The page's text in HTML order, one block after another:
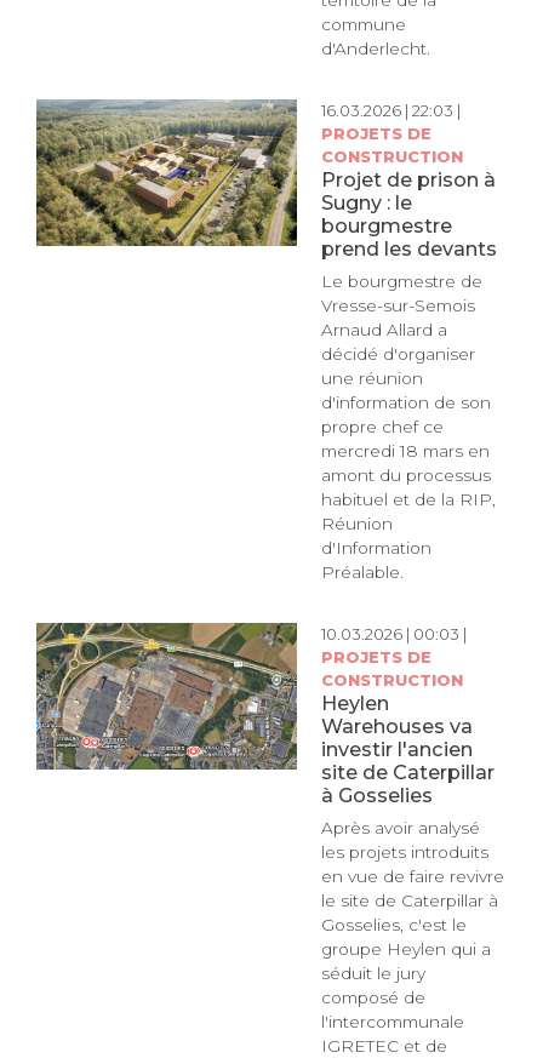
commune
d'Anderlecht.
16.03.2026 | 22:03 |
PROJETS DE
CONSTRUCTION
Projet de prison à
Sugny : le
bourgmestre
prend les devants
Le bourgmestre de
Vresse-sur-Semois
Arnaud Allard a
décidé d'organiser
une réunion
d'information de son
propre chef ce
mercredi 18 mars en
amont du processus
habituel et de la RIP,
Réunion
d'Information
Préalable.
10.03.2026 | 00:03 |
PROJETS DE
CONSTRUCTION
Heylen
Warehouses va
investir l'ancien
site de Caterpillar
à Gosselies
Après avoir analysé
les projets introduits
en vue de faire revivre
le site de Caterpillar à
Gosselies, c'est le
groupe Heylen qui a
séduit le jury
composé de
l'intercommunale
IGRETEC et de